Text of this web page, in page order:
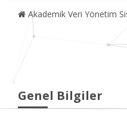
Akademik Veri Yönetim
Genel Bilgiler